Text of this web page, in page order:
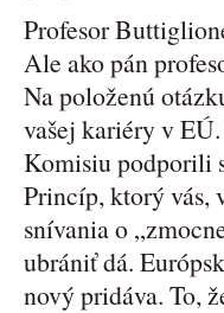
Profesor
Ale ako pán
Na položenú
vašej kariéry v
Komisiu podporili
Princíp, ktorý vás,
snívania o
ubrániť dá.
nový pridáva. To,